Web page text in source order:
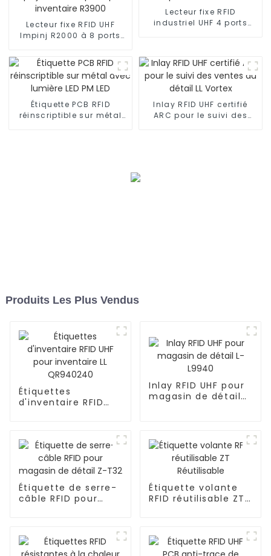
Lecteur fixe RFID UHF
Impinj R2000 à 8 ports
Lecteur fixe RFID
industriel UHF 4 ports
Étiquette PCB RFID
réinscriptible sur métal
Inlay RFID UHF certifié
ARC pour le suivi des
Produits Les Plus Vendus
Étiquettes
d'inventaire RFID
Inlay RFID UHF pour
magasin de détail
Étiquette de serre-
câble RFID pour
Étiquette volante
RFID réutilisable ZT